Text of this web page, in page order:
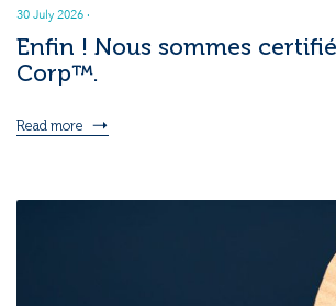
30 July 2026 ·
Enfin ! Nous sommes
Corp™.
Read more